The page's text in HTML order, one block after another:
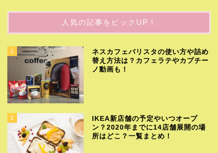
人気の記事をピックUP！
1
ネスカフェバリスタの使い方や詰め
替え方法は？カフェラテやカプチー
ノ動画も！
2
IKEA新店舗の予定やいつオープ
ン？2020年までに14店舗展開の場
所はどこ？一覧まとめ！